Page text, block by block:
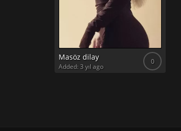
Masöz dilay 0
Added: 3 yıl ago